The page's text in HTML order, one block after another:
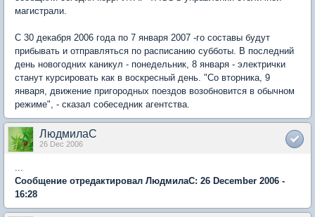
магистрали.
С 30 декабря 2006 года по 7 января 2007 -го составы будут
прибывать и отправляться по расписанию субботы. В последний
день новогодних каникул - понедельник, 8 января - электрички
станут курсировать как в воскресный день. "Со вторника, 9
января, движение пригородных поездов возобновится в обычном
режиме", - сказал собеседник агентства.
ЛюдмилаС
26 Dec 2006
...
Сообщение отредактировал ЛюдмилаС: 26 December 2006 -
16:28